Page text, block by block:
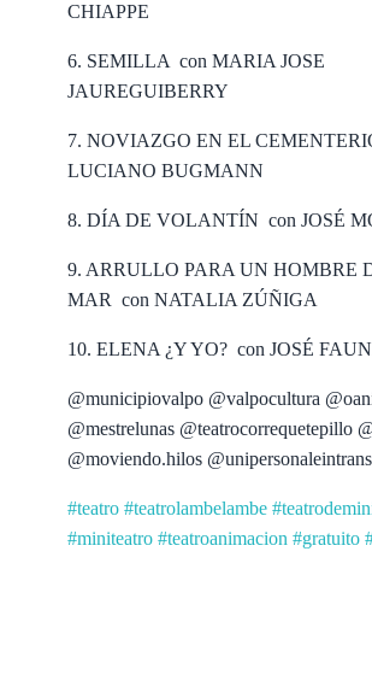
CHIAPPE
6. SEMILLA con MARIA JOSE
JAUREGUIBERRY
7. NOVIAZGO EN EL
LUCIANO BUGMANN
8. DÍA DE VOLANTÍN con JOSÉ
9. ARRULLO PARA UN HOMBRE
MAR con NATALIA ZÚÑIGA
10. ELENA ¿Y YO? con JOSÉ
@municipiovalpo @valpocultura
@mestrelunas @teatrocorrequetepillo
@moviendo.hilos
#teatro #teatrolambelambe
#miniteatro #teatroanimacion #gratuito